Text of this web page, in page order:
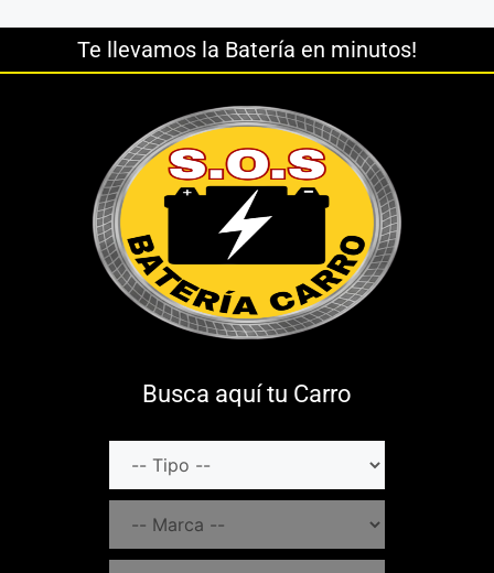
Te llevamos la Batería en minutos!
Busca aquí tu Carro